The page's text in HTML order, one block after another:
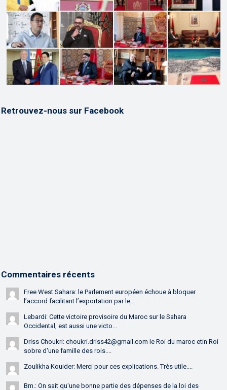
Retrouvez-nous sur Facebook
Commentaires récents
Free West Sahara: le Parlement européen échoue à bloquer
l’accord facilitant l’exportation par le...
Lebardi: Cette victoire provisoire du Maroc sur le Sahara
Occidental, est aussi une victo...
Driss Choukri: choukri.driss42@gmail.com le Roi du maroc etin Roi
sobre d'une famille des rois....
Zoulikha Kouider: Merci pour ces explications. Très utile....
Bm.: On sait qu'une bonne partie des dépenses de la loi des